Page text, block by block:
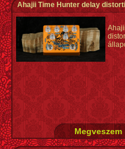
Ahajii Time Hunter delay